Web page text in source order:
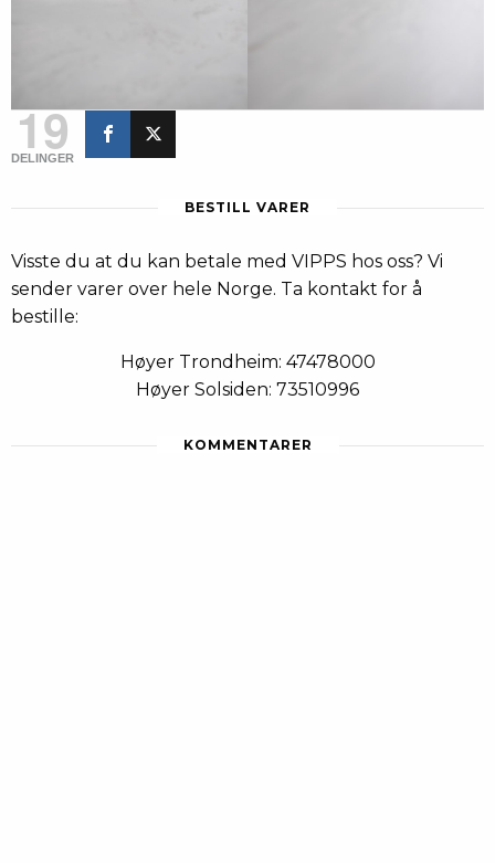
19
DELINGER
BESTILL VARER
Visste du at du kan betale med VIPPS hos oss? Vi
sender varer over hele Norge. Ta kontakt for å
bestille:
Høyer Trondheim: 47478000
Høyer Solsiden: 73510996
KOMMENTARER